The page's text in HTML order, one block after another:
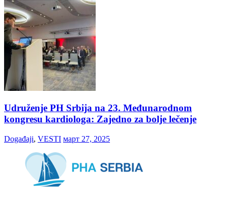
Udruženje PH Srbija na 23. Međunarodnom
kongresu kardiologa: Zajedno za bolje lečenje
Događaji, VESTI март 27, 2025